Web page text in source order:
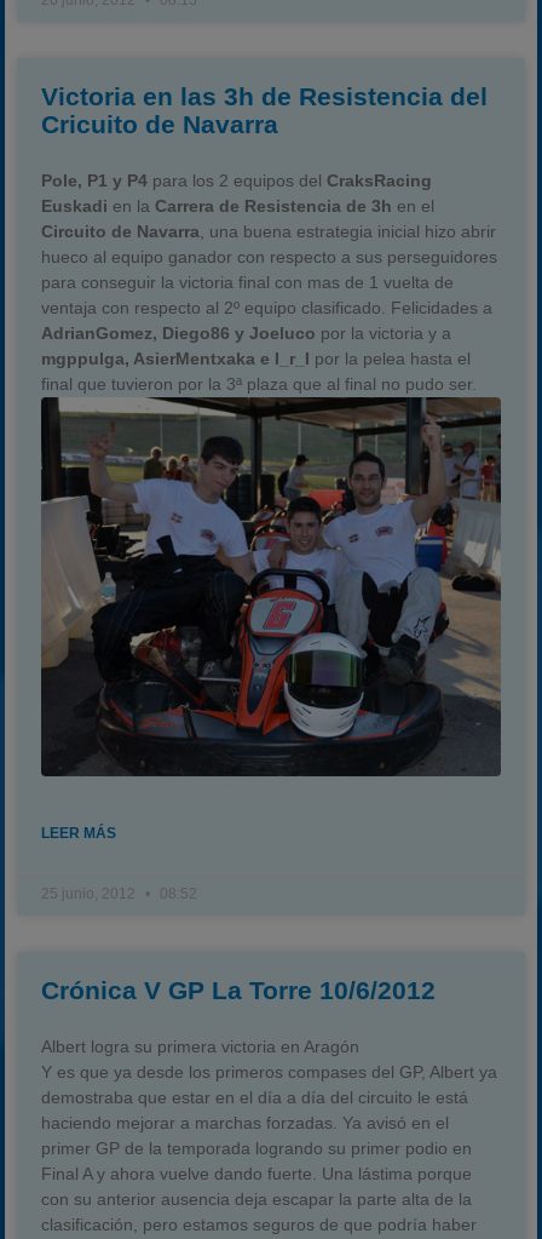
Victoria en las 3h de Resistencia del
Cricuito de Navarra
Pole, P1 y P4 para los 2 equipos delCraksRacing
Euskadi en laCarrera de Resistencia de 3h en el
Circuito de Navarra , una buena estrategia inicial hizo abrir
hueco al equipo ganador con respecto a sus perseguidores
para conseguir la victoria final con mas de 1 vuelta de
ventaja con respecto al 2º equipo clasificado. Felicidades a
AdrianGomez, Diego86 y Joeluco por la victoria y a
mgppulga, AsierMentxaka e I_r_I por la pelea hasta el
final que tuvieron por la 3ª plaza que al final no pudo ser.
LEER MÁS
25 junio, 2012 08:52
Crónica V GP La Torre 10/6/2012
Albert logra su primera victoria en Aragón
Y es que ya desde los primeros compases del GP, Albert ya
demostraba que estar en el día a día del circuito le está
haciendo mejorar a marchas forzadas. Ya avisó en el
primer GP de la temporada logrando su primer podio en
Final A y ahora vuelve dando fuerte. Una lástima porque
con su anterior ausencia deja escapar la parte alta de la
clasificación, pero estamos seguros de que podría haber